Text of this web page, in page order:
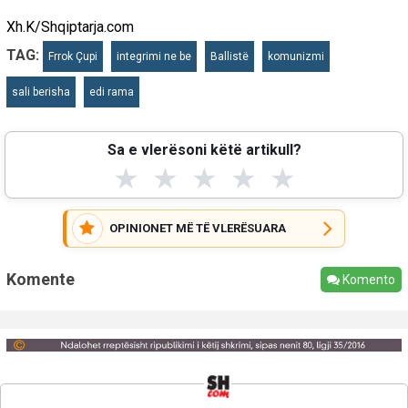
Xh.K/Shqiptarja.com
TAG:
Frrok Çupi integrimi ne be Ballistë komunizmi
sali berisha edi rama
Sa e vlerësoni këtë artikull?
★ ★ ★ ★ ★
OPINIONET MË TË VLERËSUARA
Komente Komento